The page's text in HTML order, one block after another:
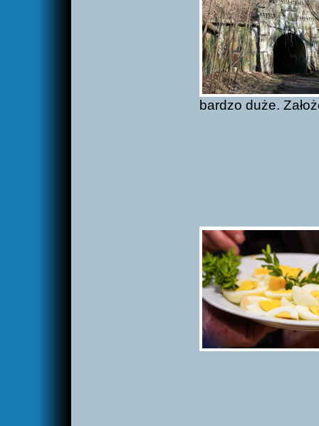
bardzo duże.